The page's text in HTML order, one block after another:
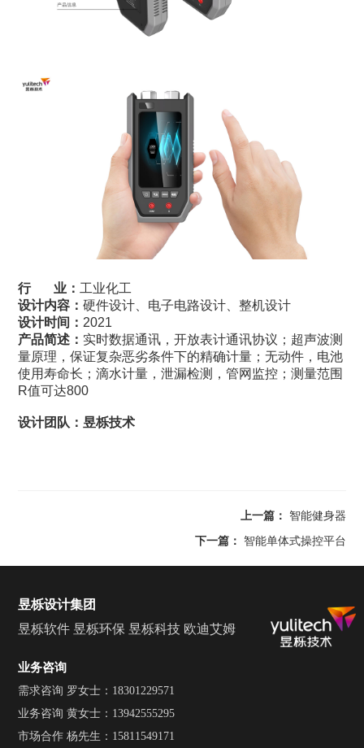
行 业： 工业化工
设计内容：硬件设计、电子电路设计、整机设计
设计时间： 2021
产品简述： 实时数据通讯，开放表计通讯协议；超声波测
量原理，保证复杂恶劣条件下的精确计量；无动件，电池
使用寿命长；滴水计量，泄漏检测，管网监控；测量范围
R值可达800
设计团队：昱栎技术
上一篇： 智能健身器
下一篇： 智能单体式操控平台
昱栎设计集团
昱栎软件 昱栎环保 昱栎科技 欧迪艾姆
业务咨询
需求咨询 罗女士：18301229571
业务咨询 黄女士：13942555295
市场合作 杨先生：15811549171